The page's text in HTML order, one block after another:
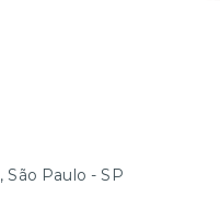
São Paulo - SP